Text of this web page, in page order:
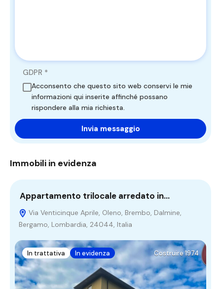
GDPR *
Acconsento che questo sito web conservi le mie
informazioni qui inserite affinché possano
rispondere alla mia richiesta.
Immobili in evidenza
Appartamento trilocale arredato in…
Via Venticinque Aprile, Oleno, Brembo, Dalmine,
Bergamo, Lombardia, 24044, Italia
In trattativa In evidenza Costruire 1974